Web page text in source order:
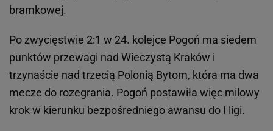
bramkowej.
Po zwycięstwie 2:1 w 24. kolejce Pogoń ma siedem
punktów przewagi nad Wieczystą Kraków i
trzynaście nad trzecią Polonią Bytom, która ma dwa
mecze do rozegrania. Pogoń postawiła więc milowy
krok w kierunku bezpośredniego awansu do I ligi.